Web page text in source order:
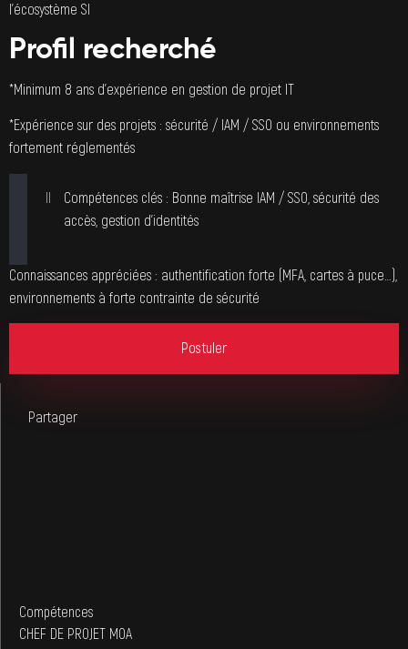
l’écosystème SI
Profil recherché
*Minimum 8 ans d’expérience en gestion de projet IT
*Expérience sur des projets : sécurité / IAM / SSO ou environnements
fortement réglementés
Compétences clés : Bonne maîtrise IAM / SSO, sécurité des
accès, gestion d’identités
Connaissances appréciées : authentification forte (MFA, cartes à puce…),
environnements à forte contrainte de sécurité
Postuler
Partager
Compétences
CHEF DE PROJET MOA